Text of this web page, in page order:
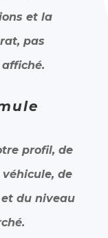
et la
pas
profil, de
de
du niveau